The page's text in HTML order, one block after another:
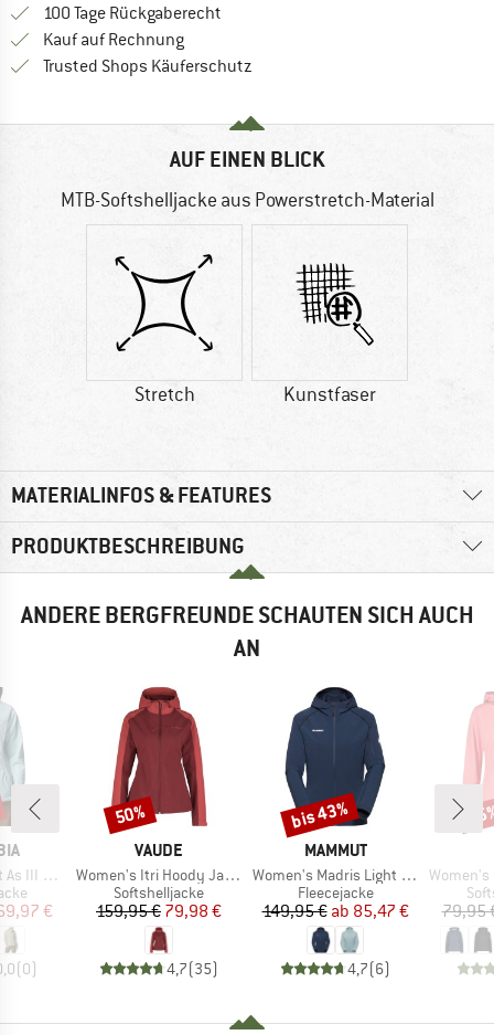
100 Tage Rückgaberecht
Kauf auf RechnungFinde die Zahlungs-Infos hier! Öffnet
Trusted Shops Käuferschutz
AUF EINEN BLICK
MTB-Softshelljacke aus Powerstretch-Material
Stretch Kunstfaser
MATERIALINFOS & FEATURES
PRODUKTBESCHREIBUNG
ANDERE BERGFREUNDE SCHAUTEN SICH AUCH
AN
Softshell
Preis
€
(0)
MARKE
VAUDE
Artikel
Women's Itri Hoody Jacket
Produktgruppe
Softshelljacke
Preis
159,95 €reduzierter Preis
79,98 €
4,7(35)
Rabatt
50%
MARKE
MAMMUT
Artikel
Women's Madris Light Midlayer Hooded Jacket
Produktgruppe
Fleecejacke
Preis
149,95 € reduzierter Preis
ab 85,47 €
4,7(6)
Rabatt
bis 43%
Artikel
Women's Light
79,95